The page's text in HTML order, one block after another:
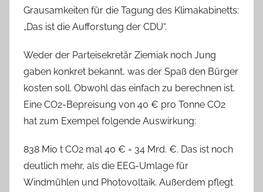
Grausamkeiten für die Tagung des Klimakabinetts:
„Das ist die Aufforstung der CDU“.
Weder der Parteisekretär Ziemiak noch Jung
gaben konkret bekannt, was der Spaß den Bürger
kosten soll. Obwohl das einfach zu berechnen ist.
Eine CO2-Bepreisung von 40 € pro Tonne CO2
hat zum Exempel folgende Auswirkung:
838 Mio t CO2 mal 40 € = 34 Mrd. €. Das ist noch
deutlich mehr, als die EEG-Umlage für
Windmühlen und Photovoltaik. Außerdem pflegt